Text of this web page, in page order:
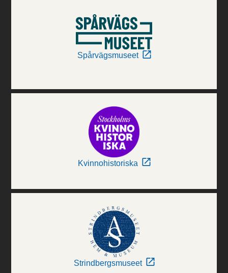
Spårvägsmuseet
Kvinnohistoriska
Strindbergsmuseet